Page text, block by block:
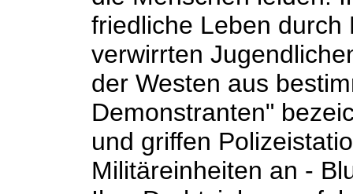
friedliche Leben durch
verwirrten
der Westen aus
Demonstranten"
und griffen
Militäreinheiten an -